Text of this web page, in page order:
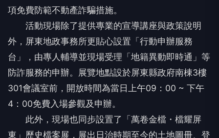
項免費防範不動產詐騙措施。
活動現場除了提供專業的宣導講座與政策說明
外，屏東地政事務所更貼心設置「行動申辦服務
台」，由專人輔導並現場受理「地籍異動即時通」等
防詐服務的申辦。展覽地點設於屏東縣政府南棟3樓
301會議室前，開放時間為當日上午09：00 ~ 下午
4：00免費入場參觀及申辦。
此外，現場也同步設置了「萬卷金檔・檔耀屏
東」歷史檔案展，展出日治時期至今的土地圖冊、登